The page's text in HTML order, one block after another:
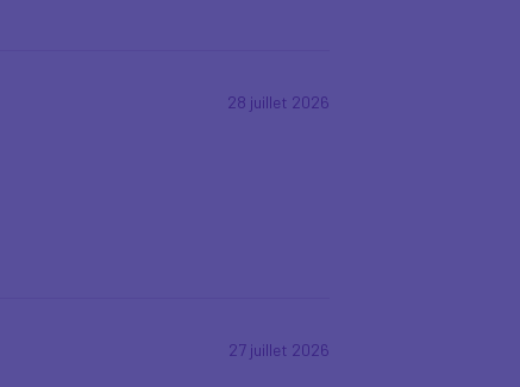
28 juillet 2026
27 juillet 2026